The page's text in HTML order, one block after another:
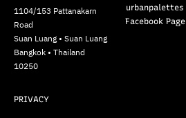
1104/153 Pattanakarn
Road
Suan Luang • Suan Luang
Bangkok • Thailand
10250
urbanpalettes
Facebook Page
PRIVACY